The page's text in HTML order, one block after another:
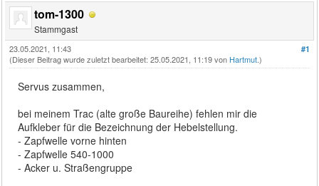
tom-1300
Stammgast
#1
23.05.2021, 11:43
(Dieser Beitrag wurde zuletzt bearbeitet: 25.05.2021, 11:19 von Hartmut.)
Servus zusammen,
bei meinem Trac (alte große Baureihe) fehlen mir die
Aufkleber für die Bezeichnung der Hebelstellung.
- Zapfwelle vorne hinten
- Zapfwelle 540-1000
- Acker u. Straßengruppe